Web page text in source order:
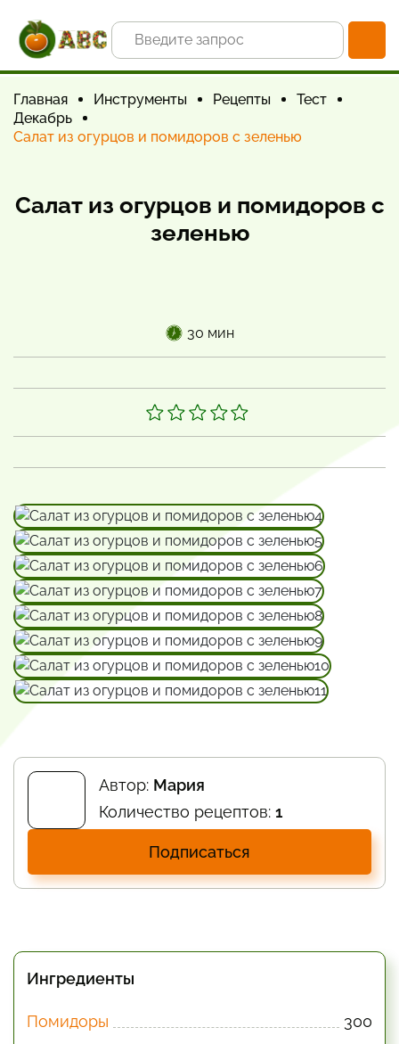
Главная Инструменты Рецепты
Тест
Декабрь
Салат из огурцов и помидоров с зеленью
Салат из огурцов и помидоров с
зеленью
30 мин
Автор: Мария
Количество рецептов: 1
Подписаться
Ингредиенты
Помидоры
300